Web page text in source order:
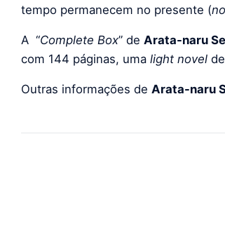
tempo permanecem no presente (
A “Complete Box” de Arata-naru
com 144 páginas, uma light novel
Outras informações de Arata-naru